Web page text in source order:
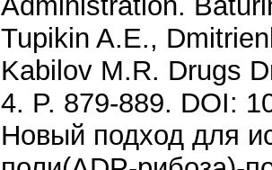
Tupikin A.E.,
Kabilov M.R. Drugs
4. P. 879-889. DOI:
Новый подход для